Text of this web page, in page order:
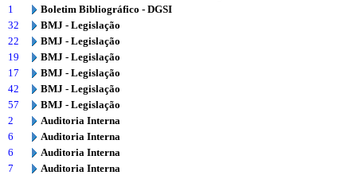
1
Boletim Bibliográfico - DGSI
32
BMJ - Legislação
22
BMJ - Legislação
19
BMJ - Legislação
17
BMJ - Legislação
42
BMJ - Legislação
57
BMJ - Legislação
2
Auditoria Interna
6
Auditoria Interna
6
Auditoria Interna
7
Auditoria Interna